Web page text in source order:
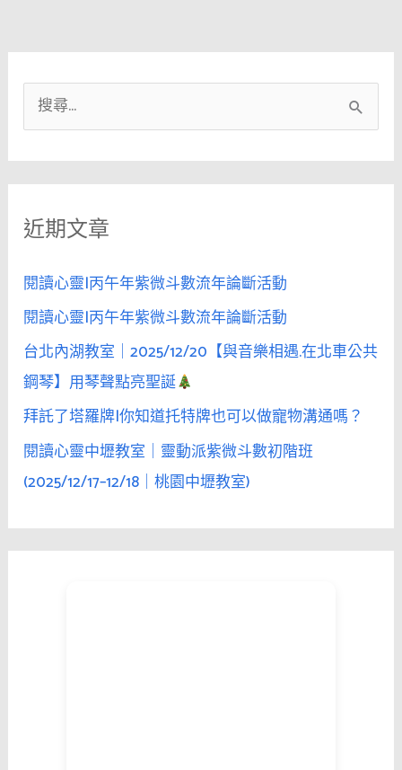
尋
關
字
近期文章
閱讀心靈|丙午年紫微斗數流年論斷活動
閱讀心靈|丙午年紫微斗數流年論斷活動
台北內湖教室｜2025/12/20【與音樂相遇.在北車公共
鋼琴】用琴聲點亮聖誕
拜託了塔羅牌|你知道托特牌也可以做寵物溝通嗎？
閱讀心靈中壢教室｜靈動派紫微斗數初階班
(2025/12/17–12/18｜桃園中壢教室)